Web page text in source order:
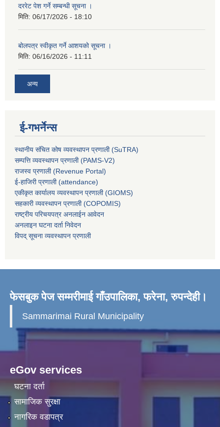
दररेट पेश गर्ने सम्बन्धी सूचना ।
मिति: 06/17/2026 - 18:10
बोलपत्र स्वीकृत गर्ने आशयको सूचना ।
मिति: 06/16/2026 - 11:11
अन्य
ई-गभर्नेन्स
स्थानीय संचित कोष व्यवस्थापन प्रणाली (SuTRA)
सम्पत्ति व्यवस्थापन प्रणाली (PAMS-V2)
राजस्व प्रणाली (Revenue Portal)
ई-हाजिरी प्रणाली (attendance)
एकीकृत कार्यालय व्यवस्थापन प्रणाली (GIOMS)
सहकारी व्यवस्थापन प्रणाली (COPOMIS)
राष्ट्रीय परिचयपत्र अनलाईन आवेदन
अनलाइन घटना दर्ता निवेदन
विपद् सूचना व्यवस्थापन प्रणाली
फेसबुक पेज सम्मरीमाई गाँउपालिका, फरेना, रुपन्देही।
Sammarimai Rural Municipality
eGov services
घटना दर्ता
सामाजिक सुरक्षा
नागरिक वडापत्र